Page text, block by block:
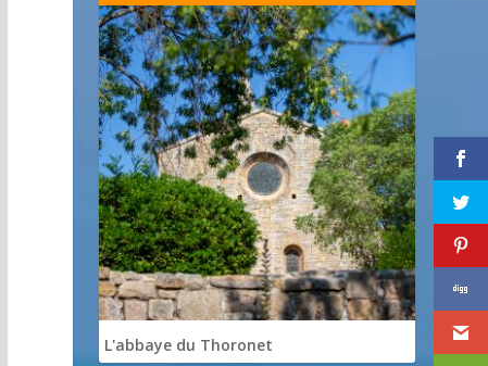
L'abbaye du Thoronet